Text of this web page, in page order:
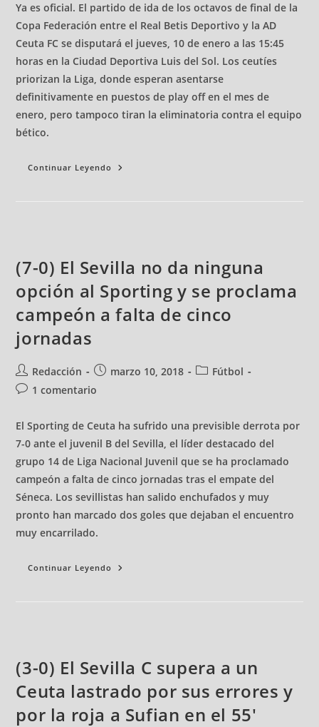
Ya es oficial. El partido de ida de los octavos de final de la
Copa Federación entre el Real Betis Deportivo y la AD
Ceuta FC se disputará el jueves, 10 de enero a las 15:45
horas en la Ciudad Deportiva Luis del Sol. Los ceutíes
priorizan la Liga, donde esperan asentarse
definitivamente en puestos de play off en el mes de
enero, pero tampoco tiran la eliminatoria contra el equipo
bético.
Continuar Leyendo
(7-0) El Sevilla no da ninguna
opción al Sporting y se proclama
campeón a falta de cinco
jornadas
Redacción marzo 10, 2018
Fútbol
1 comentario
El Sporting de Ceuta ha sufrido una previsible derrota por
7-0 ante el juvenil B del Sevilla, el líder destacado del
grupo 14 de Liga Nacional Juvenil que se ha proclamado
campeón a falta de cinco jornadas tras el empate del
Séneca. Los sevillistas han salido enchufados y muy
pronto han marcado dos goles que dejaban el encuentro
muy encarrilado.
Continuar Leyendo
(3-0) El Sevilla C supera a un
Ceuta lastrado por sus errores y
por la roja a Sufian en el 55'